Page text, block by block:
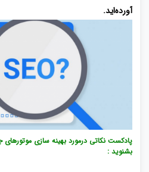
آورده‌اید.
بشنوید :